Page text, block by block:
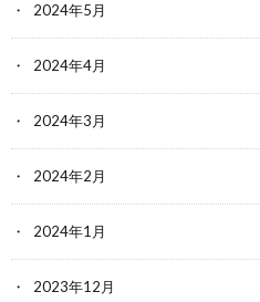
2024年5月
2024年4月
2024年3月
2024年2月
2024年1月
2023年12月